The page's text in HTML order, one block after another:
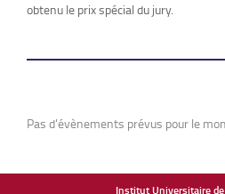
obtenu le prix spécial du jury.
Pas d'évènements prévus pour le
Institut Universitaire de